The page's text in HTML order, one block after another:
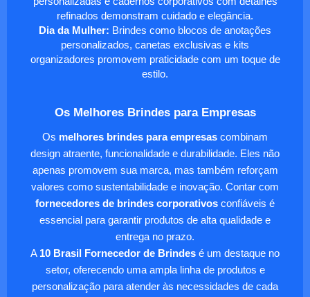
refinados demonstram cuidado e elegância.
Dia da Mulher: Brindes como blocos de anotações
personalizados, canetas exclusivas e kits
organizadores promovem praticidade com um toque de
estilo.
Os Melhores Brindes para Empresas
Os melhores brindes para empresas combinam
design atraente, funcionalidade e durabilidade. Eles não
apenas promovem sua marca, mas também reforçam
valores como sustentabilidade e inovação. Contar com
fornecedores de brindes corporativos confiáveis é
essencial para garantir produtos de alta qualidade e
entrega no prazo.
A 10 Brasil Fornecedor de Brindes é um destaque no
setor, oferecendo uma ampla linha de produtos e
personalização para atender às necessidades de cada